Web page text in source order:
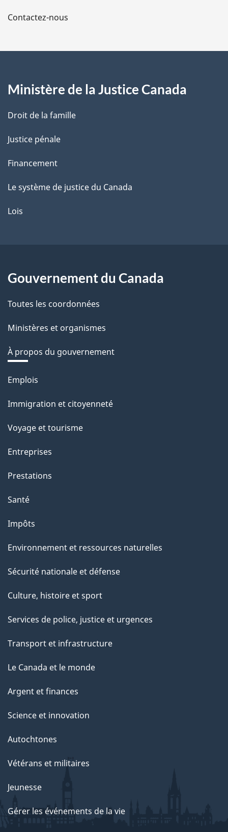
a
e
Contactez-nous
Ministère de la Justice Canada
Droit de la famille
Justice pénale
Financement
Le système de justice du Canada
Lois
Gouvernement du Canada
Toutes les coordonnées
Ministères et organismes
À propos du gouvernement
Thèmes
sujets
Emplois
Immigration et citoyenneté
Voyage et tourisme
Entreprises
Prestations
Santé
Impôts
Environnement et ressources naturelles
Sécurité nationale et défense
Culture, histoire et sport
Services de police, justice et urgences
Transport et infrastructure
Le Canada et le monde
Argent et finances
Science et innovation
Autochtones
Vétérans et militaires
Jeunesse
Gérer les événements de la vie